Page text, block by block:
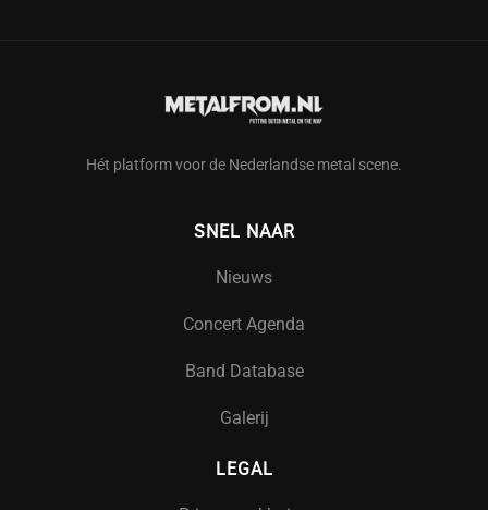
Hét platform voor de Nederlandse metal scene.
SNEL NAAR
Nieuws
Concert Agenda
Band Database
Galerij
LEGAL